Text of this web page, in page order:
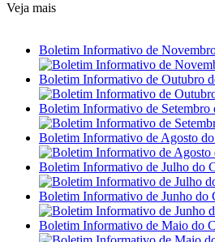
Veja mais
Boletim Informativo de
Boletim Informativo de Outubro
Boletim Informativo de Setembro
Boletim Informativo de Agosto
Boletim Informativo de Julho do
Boletim Informativo de Junho do
Boletim Informativo de Maio do